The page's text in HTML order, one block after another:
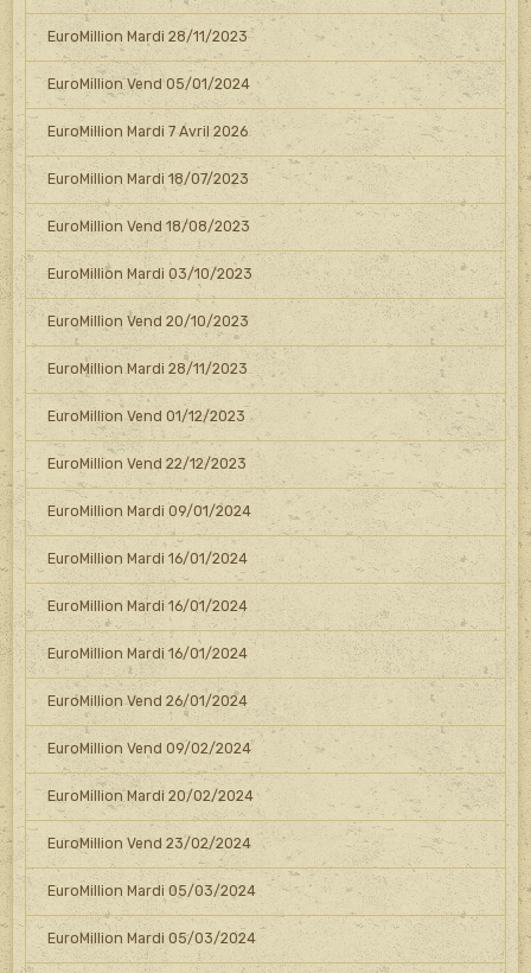
EuroMillion Mardi 28/11/2023
EuroMillion Vend 05/01/2024
EuroMillion Mardi 7 Avril 2026
EuroMillion Mardi 18/07/2023
EuroMillion Vend 18/08/2023
EuroMillion Mardi 03/10/2023
EuroMillion Vend 20/10/2023
EuroMillion Mardi 28/11/2023
EuroMillion Vend 01/12/2023
EuroMillion Vend 22/12/2023
EuroMillion Mardi 09/01/2024
EuroMillion Mardi 16/01/2024
EuroMillion Mardi 16/01/2024
EuroMillion Mardi 16/01/2024
EuroMillion Vend 26/01/2024
EuroMillion Vend 09/02/2024
EuroMillion Mardi 20/02/2024
EuroMillion Vend 23/02/2024
EuroMillion Mardi 05/03/2024
EuroMillion Mardi 05/03/2024